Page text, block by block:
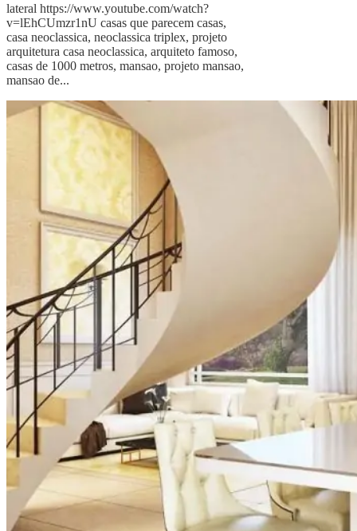
lateral https://www.youtube.com/watch?
v=lEhCUmzr1nU casas que parecem casas,
casa neoclassica, neoclassica triplex, projeto
arquitetura casa neoclassica, arquiteto famoso,
casas de 1000 metros, mansao, projeto mansao,
mansao de...